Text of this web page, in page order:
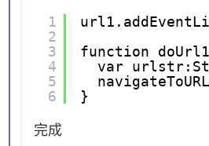
1
2
3
4
5
6
function
var
}
完成